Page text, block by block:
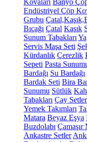
Kovaları Banyo
Endüstriyel Çöp
Grubu
Bıçağı Çatal Kaşık
Sunum Tabakları
Servis Maşa Seti
Kürdanlık Çerezlik
Sepeti Pasta
Bardağı Su Bardağı
Bardak Seti Bira
Sunumu Sütlük
Tabakları Çay
Yemek Takımları
Matara Beyaz Eşya
Buzdolabı Çamaşır
Ankastre Setler